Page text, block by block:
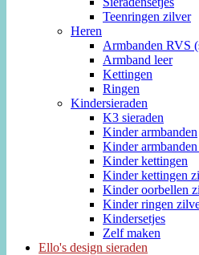
Teenringen zilver
Heren
Armbanden RVS
Armband leer
Kettingen
Ringen
Kindersieraden
K3 sieraden
Kinder armbanden
Kinder
Kinder kettingen
Kinder kettingen
Kinder oorbellen
Kinder ringen
Kindersetjes
Zelf maken
Ello's design sieraden